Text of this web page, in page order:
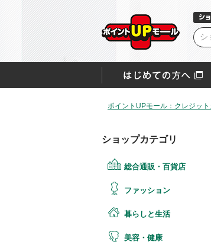
ポイントUPモール：クレジッ
ショップカテゴリ
総合通販・百貨店
ファッション
暮らしと生活
美容・健康